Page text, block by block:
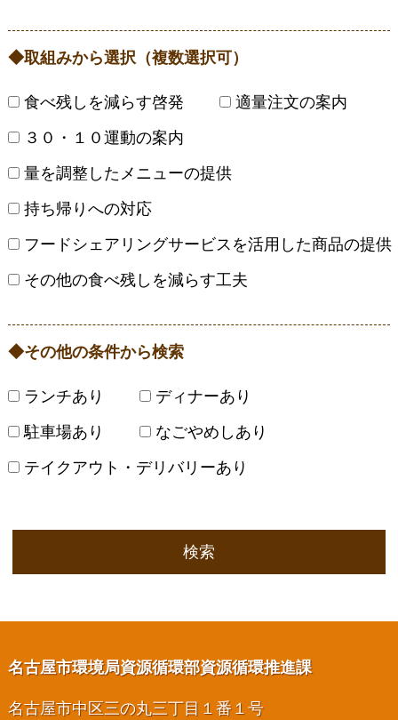
取組みから選択（複数選択可）
食べ残しを減らす啓発
適量注文の案内
３０・１０運動の案内
量を調整したメニューの提供
持ち帰りへの対応
フードシェアリングサービスを活用した商品の提供
その他の食べ残しを減らす工夫
その他の条件から検索
ランチあり
ディナーあり
駐車場あり
なごやめしあり
テイクアウト・デリバリーあり
検索
名古屋市環境局資源循環部資源循環推進課
名古屋市中区三の丸三丁目１番１号